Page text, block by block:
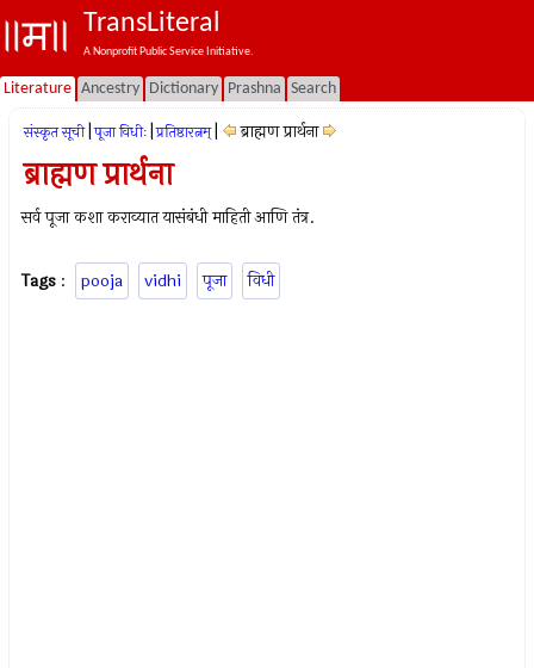
TransLiteral
A Nonprofit Public Service Initiative.
Literature Ancestry Dictionary Prashna Search
संस्कृत सूची पूजा विधीः प्रतिष्ठारत्नम् ब्राह्मण प्रार्थना
ब्राह्मण प्रार्थना
सर्व पूजा कशा कराव्यात यासंबंधी माहिती आणि तंत्र.
Tags : pooja vidhi पूजा विधी